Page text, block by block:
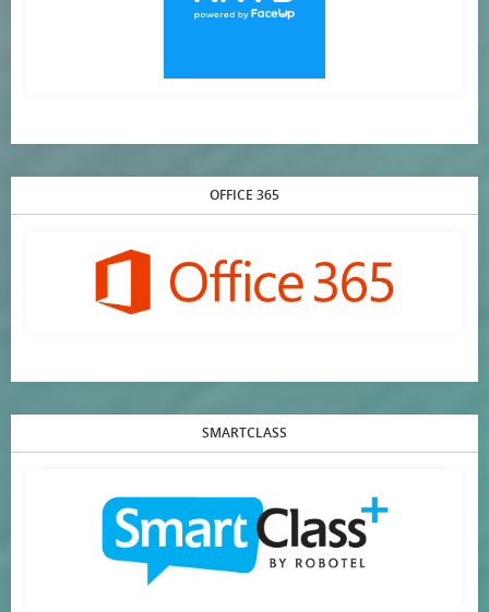
OFFICE 365
SMARTCLASS